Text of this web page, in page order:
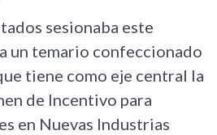
sesionaba este
un temario confeccionado
tiene como eje central la
de Incentivo para
en Nuevas Industrias